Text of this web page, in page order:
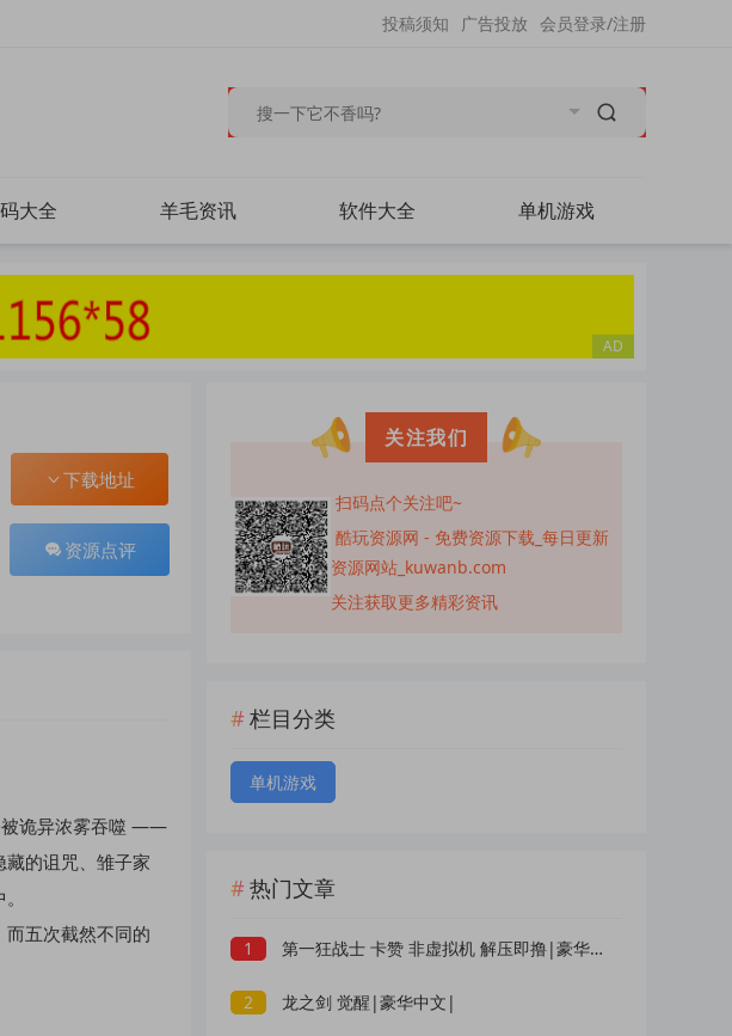
会员登录/注册
广告投放
投稿须知
大全 羊毛资讯 软件大全 单机游戏
下载地址
资源点评
被诡异浓雾吞噬 ——
的诅咒、雏子家
五次截然不同的
关注我们
扫码点个关注吧~
酷玩资源网 - 免费资源下载_每日更新
资源网站_kuwanb.com
关注获取更多精彩资讯
栏目分类
单机游戏
热门文章
1 第一狂战士 卡赞 非虚拟机 解压即撸|豪华中文|
2 龙之剑 觉醒|豪华中文|